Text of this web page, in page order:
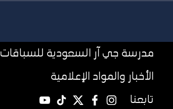
مدرسة جي آر السعودية للسباقات
الأخبار والمواد الإعلامية
تابعنا